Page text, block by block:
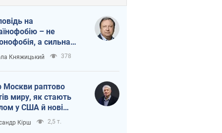
на
– не
а сильна
держава
Княжицький 378
Москви раптово
миру, як стають
у США й нові
топ-рейтинги
Кірш 2,5 т.